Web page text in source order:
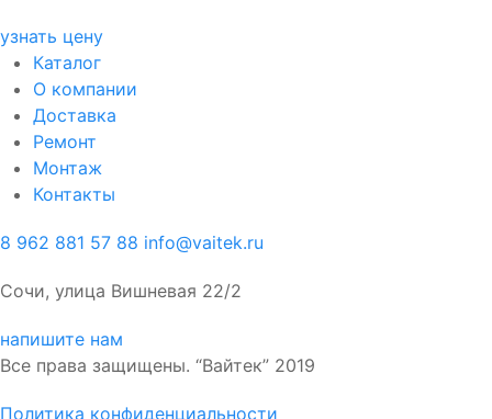
узнать цену
Каталог
О компании
Доставка
Ремонт
Монтаж
Контакты
8 962 881 57 88 info@vaitek.ru
Сочи, улица Вишневая 22/2
напишите нам
Все права защищены. “Вайтек” 2019
Политика конфиденциальности